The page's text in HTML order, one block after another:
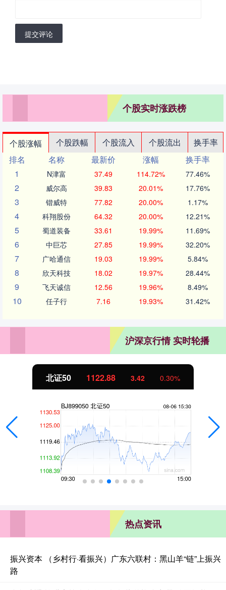
提交评论
个股实时涨跌榜
个股涨幅 个股跌幅 个股流入 个股流出
换手率
排名
名称 最新价 涨幅
换手率
1
N津富 37.49 114.72% 77.46%
2 威尔高 39.83 20.01% 17.76%
3 锴威特 77.82 20.00% 1.17%
4 科翔股份 64.32 20.00% 12.21%
5 蜀道装备 33.61 19.99% 11.69%
6 中巨芯 27.85 19.99% 32.20%
7 广哈通信 19.03 19.99% 5.84%
8 欣天科技 18.02 19.97% 28.44%
9 飞天诚信 12.56 19.96% 8.49%
10 任子行 7.16 19.93% 31.42%
沪深京行情 实时轮播
北证50 1122.88 3.42 0.30%
热点资讯
振兴资本 （乡村行·看振兴）广东六联村：黑山羊“链”上振兴
路